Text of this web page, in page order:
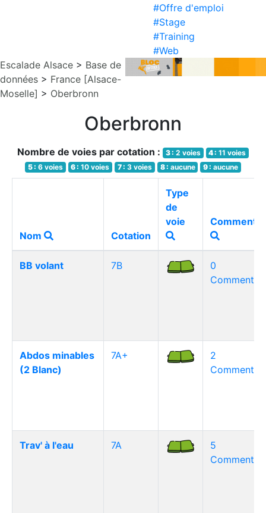
#Offre d'emploi
#Stage
#Training
#Web
Escalade Alsace > Base de
données > France [Alsace-
Moselle] > Oberbronn
Oberbronn
Nombre de voies par cotation : 3 : 2 voies 4 : 11 voies
5 : 6 voies 6 : 10 voies 7 : 3 voies 8 : aucune 9 : aucune
Nom Cotation
Type
de
voie
BB volant 7B
0
Abdos minables
(2 Blanc)
7A+
2
Trav' à l'eau 7A
5